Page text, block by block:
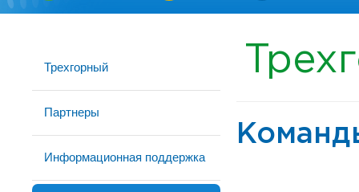
Трехгорный
Партнеры
Информационная поддержка